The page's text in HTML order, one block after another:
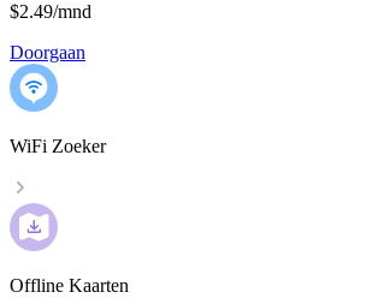
$2.49/mnd
Doorgaan
WiFi Zoeker
Offline Kaarten